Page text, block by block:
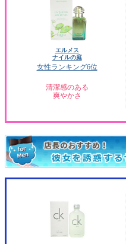
エルメス
ナイルの庭
女性ランキング6位
清潔感のある
爽やかさ